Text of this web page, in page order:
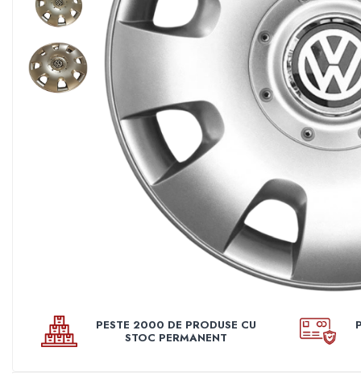
Oglinzi
Pleoape
Pleoape ABS
Pleoape Fibra
Diverse accesorii interior
PESTE 2000 DE PRODUSE CU
STOC PERMANENT